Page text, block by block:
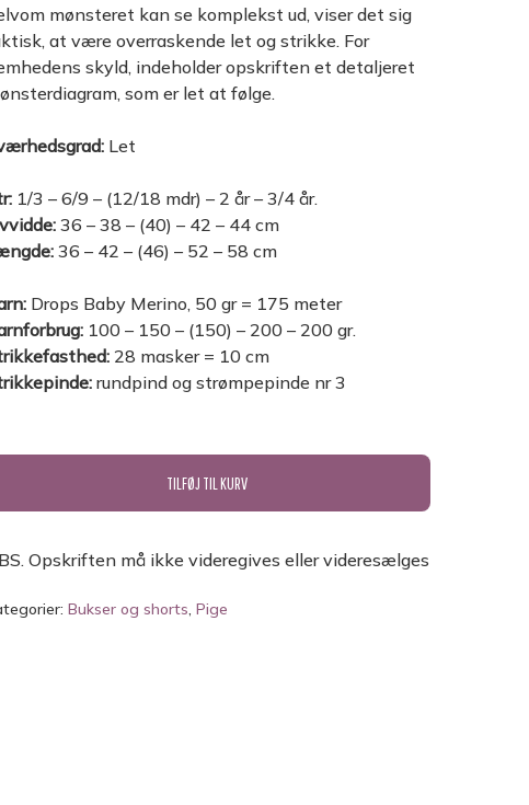
INGEN VARER I KURVEN.
mønsteret kan se komplekst ud, viser det sig
at være overraskende let og strikke. For
skyld, indeholder opskriften et detaljeret
som er let at følge.
Let
1/3 – 6/9 – (12/18 mdr) – 2 år – 3/4 år.
36 – 38 – (40) – 42 – 44 cm
36 – 42 – (46) – 52 – 58 cm
Drops Baby Merino, 50 gr = 175 meter
100 – 150 – (150) – 200 – 200 gr.
28 masker = 10 cm
rundpind og strømpepinde nr 3
TILFØJ TIL KURV
Opskriften må ikke videregives eller videresælges
Bukser og shorts, Pige